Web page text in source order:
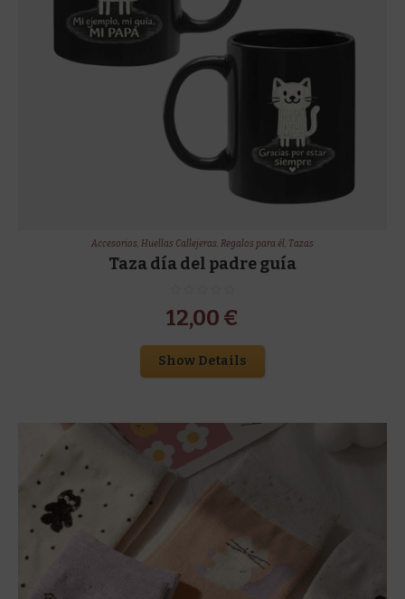
Accesorios, Huellas Callejeras, Regalos para él, Tazas
Taza día del padre guía
12,00 €
Show Details